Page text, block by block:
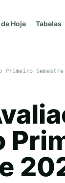
Hoje Tabelas
Primeiro Semestre